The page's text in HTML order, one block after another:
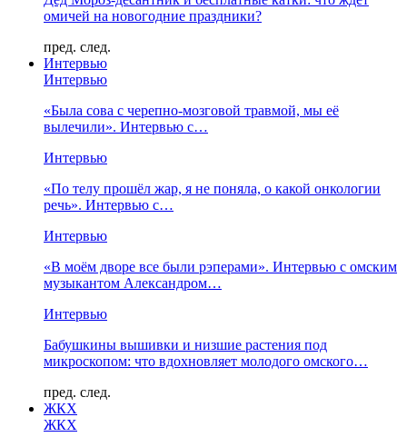
омичей на новогодние праздники?
пред. след.
Интервью
Интервью
«Была сова с черепно-мозговой травмой, мы её
вылечили». Интервью с…
Интервью
«По телу прошёл жар, я не поняла, о какой онкологии
речь». Интервью с…
Интервью
«В моём дворе все были рэперами». Интервью с омским
музыкантом Александром…
Интервью
Бабушкины вышивки и низшие растения под
микроскопом: что вдохновляет молодого омского…
пред. след.
ЖКХ
ЖКХ